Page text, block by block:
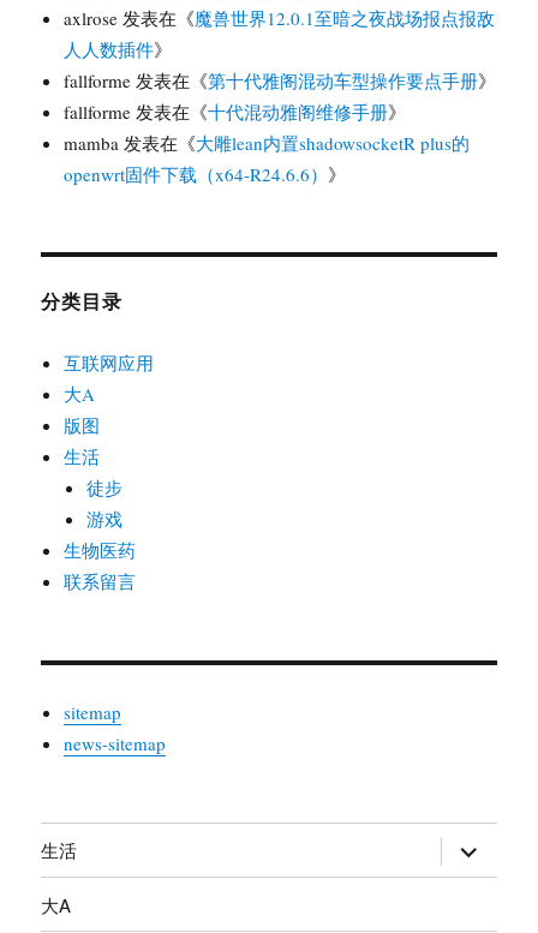
axlrose 发表在《魔兽世界12.0.1至暗之夜战场报点报敌
人人数插件》
fallforme 发表在《第十代雅阁混动车型操作要点手册》
fallforme 发表在《十代混动雅阁维修手册》
mamba 发表在《大雕lean内置shadowsocketR plus的
openwrt固件下载（x64-R24.6.6） 》
分类目录
互联网应用
大A
版图
生活
徒步
游戏
生物医药
联系留言
sitemap
news-sitemap
生活
开
大A